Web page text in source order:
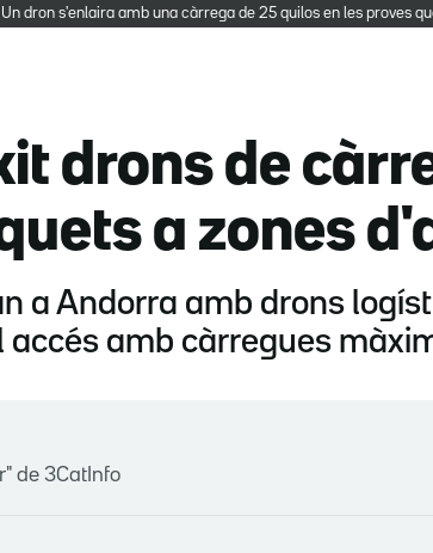
Un dron s'enlaira amb una càrrega de 25 quilos en les proves
drons de
a zones
a Andorra amb drons
amb càrregues
de 3CatInfo